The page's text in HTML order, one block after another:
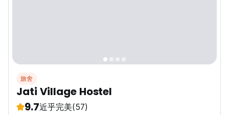
旅舍
Jati Village Hostel
9.7近乎完美(57)